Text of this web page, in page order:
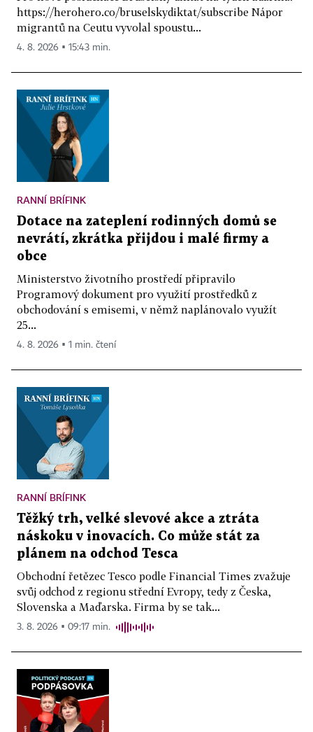
https://herohero.co/bruselskydiktat/subscribe Nápor
migrantů na Ceutu vyvolal spoustu...
4. 8. 2026 ▪ 15:43 min.
RANNÍ BRÍFINK
Dotace na zateplení rodinných domů se
nevrátí, zkrátka přijdou i malé firmy a
obce
Ministerstvo životního prostředí připravilo
Programový dokument pro využití prostředků z
obchodování s emisemi, v němž naplánovalo využít
25...
4. 8. 2026 ▪ 1 min. čtení
RANNÍ BRÍFINK
Těžký trh, velké slevové akce a ztráta
náskoku v inovacích. Co může stát za
plánem na odchod Tesca
Obchodní řetězec Tesco podle Financial Times zvažuje
svůj odchod z regionu střední Evropy, tedy z Česka,
Slovenska a Maďarska. Firma by se tak...
3. 8. 2026 ▪ 09:17 min.